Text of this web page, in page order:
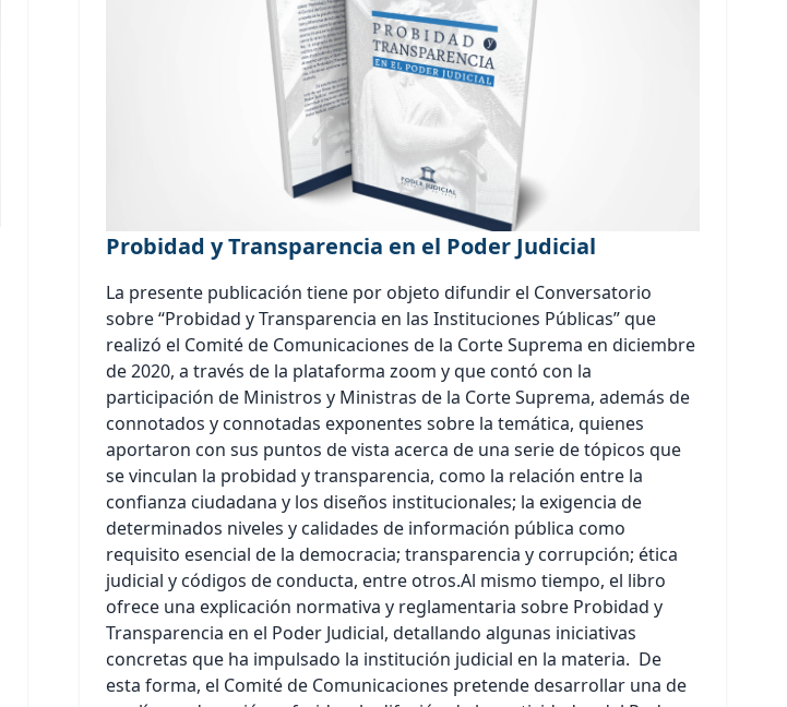
Probidad y Transparencia en el Poder Judicial
La presente publicación tiene por objeto difundir el Conversatorio
sobre “Probidad y Transparencia en las Instituciones Públicas” que
realizó el Comité de Comunicaciones de la Corte Suprema en diciembre
de 2020, a través de la plataforma zoom y que contó con la
participación de Ministros y Ministras de la Corte Suprema, además de
connotados y connotadas exponentes sobre la temática, quienes
aportaron con sus puntos de vista acerca de una serie de tópicos que
se vinculan la probidad y transparencia, como la relación entre la
confianza ciudadana y los diseños institucionales; la exigencia de
determinados niveles y calidades de información pública como
requisito esencial de la democracia; transparencia y corrupción; ética
judicial y códigos de conducta, entre otros.Al mismo tiempo, el libro
ofrece una explicación normativa y reglamentaria sobre Probidad y
Transparencia en el Poder Judicial, detallando algunas iniciativas
concretas que ha impulsado la institución judicial en la materia. De
esta forma, el Comité de Comunicaciones pretende desarrollar una de